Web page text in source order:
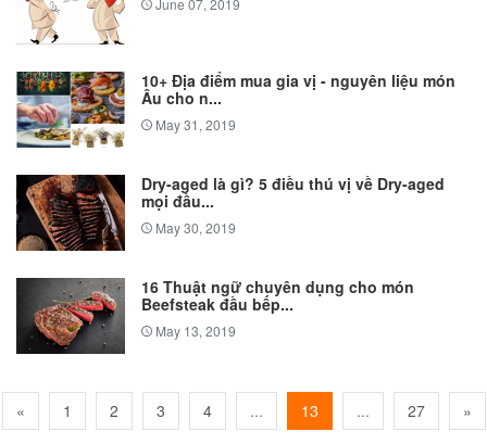
10+ Địa điểm mua gia vị - nguyên liệu món
Âu cho n...
May 31, 2019
Dry-aged là gì? 5 điều thú vị về Dry-aged
mọi đầu...
May 30, 2019
16 Thuật ngữ chuyên dụng cho món
Beefsteak đầu bếp...
May 13, 2019
« 1 2 3 4 ... 13 ... 27 »